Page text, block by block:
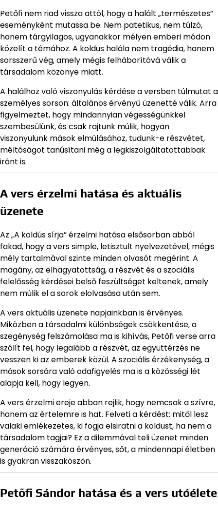
Petőfi nem riad vissza attól, hogy a halált „természetes”
eseményként mutassa be. Nem patetikus, nem túlzó,
hanem tárgyilagos, ugyanakkor mélyen emberi módon
közelít a témához. A koldus halála nem tragédia, hanem
sorsszerű vég, amely mégis felháborítóvá válik a
társadalom közönye miatt.
A halálhoz való viszonyulás kérdése a versben túlmutat a
személyes sorson: általános érvényű üzenetté válik. Arra
figyelmeztet, hogy mindannyian végességünkkel
szembesülünk, és csak rajtunk múlik, hogyan
viszonyulunk mások elmúlásához, tudunk-e részvétet,
méltóságot tanúsítani még a legkiszolgáltatottabbak
iránt is.
A vers érzelmi hatása és aktuális
üzenete
Az „A koldús sírja” érzelmi hatása elsősorban abból
fakad, hogy a vers simple, letisztult nyelvezetével, mégis
mély tartalmával szinte minden olvasót megérint. A
magány, az elhagyatottság, a részvét és a szociális
felelősség kérdései belső feszültséget keltenek, amely
nem múlik el a sorok elolvasása után sem.
A vers aktuális üzenete napjainkban is érvényes.
Miközben a társadalmi különbségek csökkentése, a
szegénység felszámolása ma is kihívás, Petőfi verse arra
szólít fel, hogy legalább a részvét, az együttérzés ne
vesszen ki az emberek közül. A szociális érzékenység, a
mások sorsára való odafigyelés ma is a közösségi lét
alapja kell, hogy legyen.
A vers érzelmi ereje abban rejlik, hogy nemcsak a szívre,
hanem az értelemre is hat. Felveti a kérdést: mitől lesz
valaki emlékezetes, ki fogja elsiratni a koldust, ha nem a
társadalom tagjai? Ez a dilemmával teli üzenet minden
generáció számára érvényes, sőt, a mindennapi életben
is gyakran visszaköszön.
Petőfi Sándor hatása és a vers utóélete